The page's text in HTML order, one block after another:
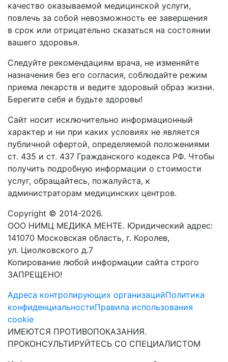
качество оказываемой медицинской услуги,
повлечь за собой невозможность ее завершения
в срок или отрицательно сказаться на состоянии
вашего здоровья.
Следуйте рекомендациям врача, не изменяйте
назначения без его согласия, соблюдайте режим
приема лекарств и ведите здоровый образ жизни.
Берегите себя и будьте здоровы!
Сайт носит исключительно информационный
характер и ни при каких условиях не является
публичной офертой, определяемой положениями
ст. 435 и ст. 437 Гражданского кодекса РФ. Чтобы
получить подробную информации о стоимости
услуг, обращайтесь, пожалуйста, к
администраторам медицинских центров.
Copyright © 2014-2026.
ООО НИМЦ МЕДИКА МЕНТЕ. Юридический адрес:
141070 Московская область, г. Королев,
ул. Циолковского д.7
Копирование любой информации сайта строго
ЗАПРЕЩЕНО!
Адреса контролирующих организацийПолитика
конфиденциальностиПравила использования
cookie
ИМЕЮТСЯ ПРОТИВОПОКАЗАНИЯ.
ПРОКОНСУЛЬТИРУЙТЕСЬ СО СПЕЦИАЛИСТОМ